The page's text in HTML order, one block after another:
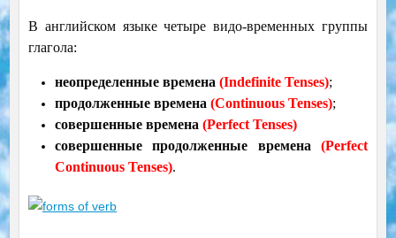
В английском языке четыре видо-временных группы
глагола:
неопределенные времена (Indefinite Tenses);
продолженные времена (Continuous Tenses);
совершенные времена (Perfect Tenses)
совершенные продолженные времена
(Perfect
Continuous Tenses).